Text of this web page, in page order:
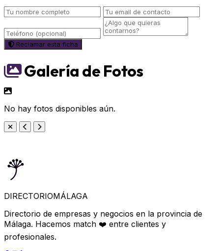
Reclamar esta ficha
Galería de Fotos
No hay fotos disponibles aún.
DIRECTORIOMÁLAGA
Directorio de empresas y negocios en la provincia de
Málaga. Hacemos match ❤️ entre clientes y
profesionales.